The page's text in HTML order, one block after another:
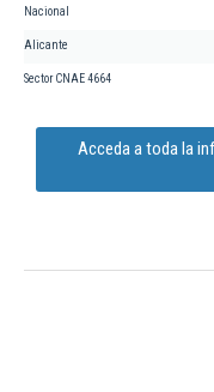
Nacional
Alicante
Sector CNAE 4664
Acceda a toda la